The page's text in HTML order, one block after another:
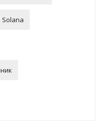
Solana